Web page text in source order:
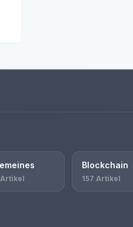
Blockchain
157 Artikel